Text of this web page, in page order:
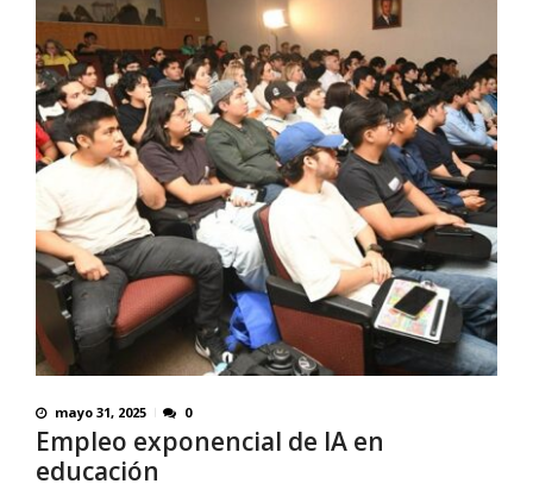
mayo 31, 2025 0
Empleo exponencial de IA en
educación